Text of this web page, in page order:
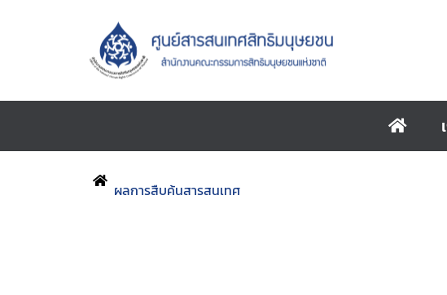
ผลการสืบค้นสารสนเทศ